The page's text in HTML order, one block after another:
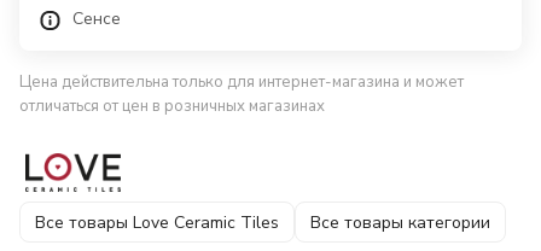
Сенсе
Цена действительна только для интернет-магазина и может
отличаться от цен в розничных магазинах
Все товары Love Ceramic Tiles Все товары категории